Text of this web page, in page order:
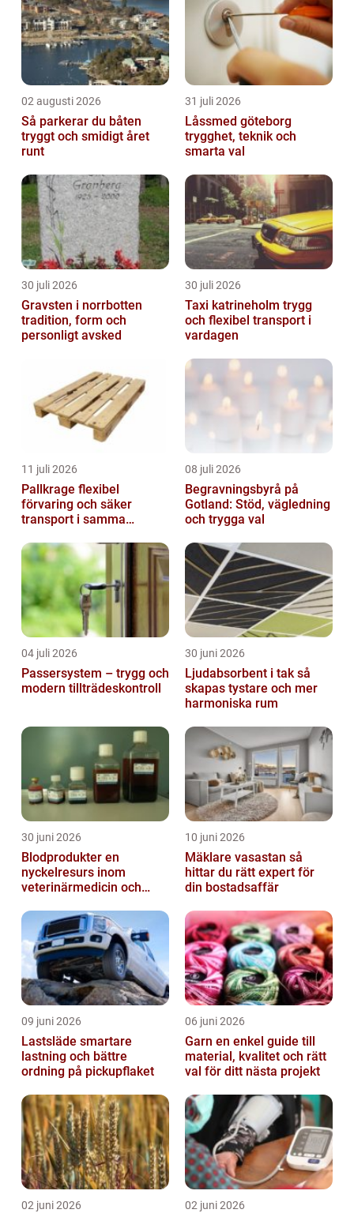
02 augusti 2026
Så parkerar du båten
tryggt och smidigt året
runt
31 juli 2026
Låssmed göteborg
trygghet, teknik och
smarta val
30 juli 2026
Gravsten i norrbotten
tradition, form och
personligt avsked
30 juli 2026
Taxi katrineholm trygg
och flexibel transport i
vardagen
11 juli 2026
Pallkrage flexibel
förvaring och säker
transport i samma
08 juli 2026
Begravningsbyrå på
Gotland: Stöd, vägledning
och trygga val
04 juli 2026
Passersystem – trygg och
modern tillträdeskontroll
30 juni 2026
Ljudabsorbent i tak så
skapas tystare och mer
harmoniska rum
30 juni 2026
Blodprodukter en
nyckelresurs inom
veterinärmedicin och
10 juni 2026
Mäklare vasastan så
hittar du rätt expert för
din bostadsaffär
09 juni 2026
Lastsläde smartare
lastning och bättre
ordning på pickupflaket
06 juni 2026
Garn en enkel guide till
material, kvalitet och rätt
val för ditt nästa projekt
02 juni 2026 02 juni 2026